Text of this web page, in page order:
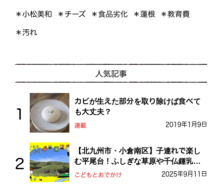
＊小松美和 ＊チーズ ＊食品劣化 ＊蓮根 ＊教育費
＊汚れ
人気記事
カビが生えた部分を取り除けば食べて
も大丈夫？
連載 2019年1月9日
【北九州市・小倉南区】子連れで楽し
む平尾台！ふしぎな草原や千仏鍾乳洞
を探検しよう！
こどもとおでかけ 2025年9月11日